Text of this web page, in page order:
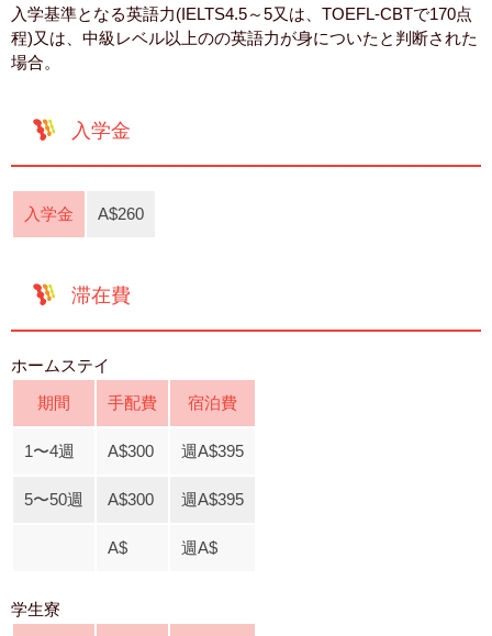
入学基準となる英語力(IELTS4.5～5又は、TOEFL-CBTで170点
程)又は、中級レベル以上のの英語力が身についたと判断された
場合。
入学金
入学金 A$260
滞在費
ホームステイ
期間
手配費 宿泊費
1〜4週 A$300 週A$395
5〜50週 A$300 週A$395
A$ 週A$
学生寮